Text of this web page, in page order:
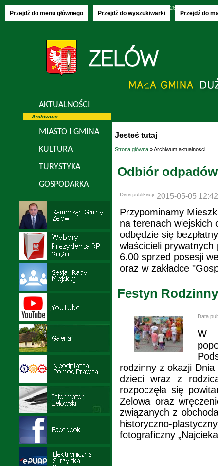
Przejdź do menu głównego Przejdź do wyszukiwarki Przejdź do
Poniedziałek, 10.08.2026
AKTUALNOŚCI
Archiwum
MIASTO I GMINA
KULTURA
TURYSTYKA
GOSPODARKA
Jesteś tutaj
Strona główna » Archiwum aktualności
Odbiór
Data publikacji: 2015-05-05 12:42
Przypominamy
na terenach wiejskich
odbędzie się
właścicieli
6.00 sprzed posesji
oraz w zakładce
Festyn Rodzinny
Data
W
rodzinny z okazji
dzieci wraz z
rozpoczęła się
Zelowa oraz
związanych z
historyczno-
fotograficzny